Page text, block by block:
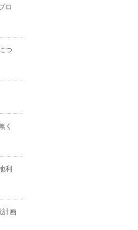
ロ
つ
く
利
計画